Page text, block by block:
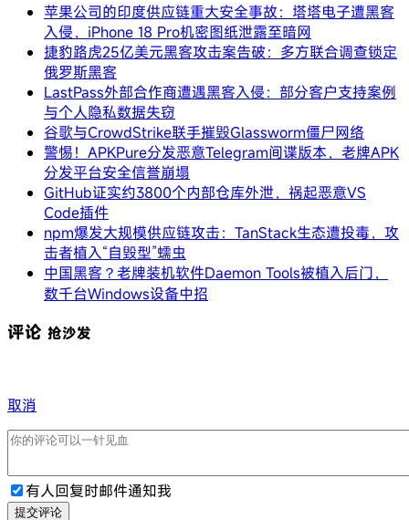
苹果公司的印度供应链重大安全事故：塔塔电子遭黑客
入侵，iPhone 18 Pro机密图纸泄露至暗网
捷豹路虎25亿美元黑客攻击案告破：多方联合调查锁定
俄罗斯黑客
LastPass外部合作商遭遇黑客入侵：部分客户支持案例
与个人隐私数据失窃
谷歌与CrowdStrike联手摧毁Glassworm僵尸网络
警惕！APKPure分发恶意Telegram间谍版本，老牌APK
分发平台安全信誉崩塌
GitHub证实约3800个内部仓库外泄，祸起恶意VS
Code插件
npm爆发大规模供应链攻击：TanStack生态遭投毒，攻
击者植入“自毁型”蠕虫
中国黑客？老牌装机软件Daemon Tools被植入后门，
数千台Windows设备中招
评论 抢沙发
取消
有人回复时邮件通知我
提交评论